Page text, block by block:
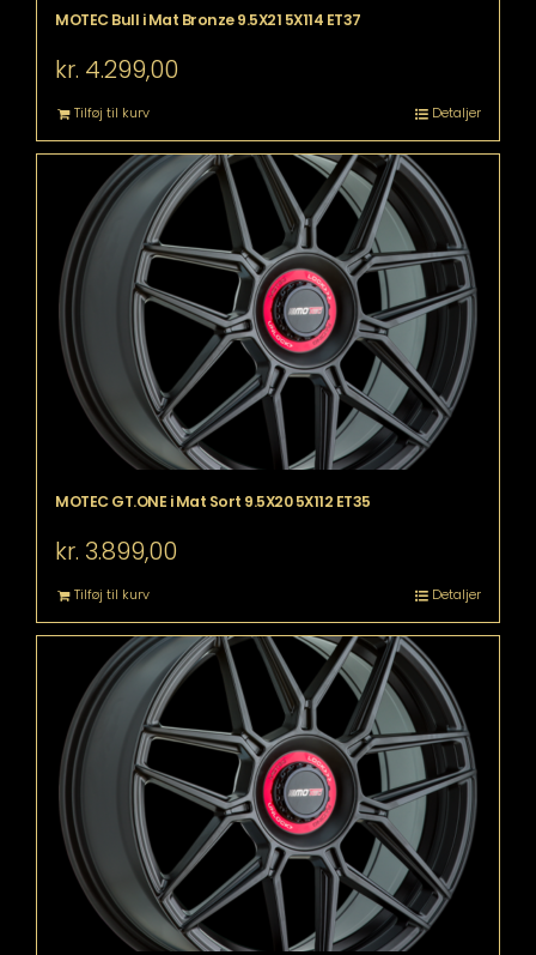
MOTEC Bull i Mat Bronze 9.5X21 5X114 ET37
kr. 4.299,00
Tilføj til kurv Detaljer
MOTEC GT.ONE i Mat Sort 9.5X20 5X112 ET35
kr. 3.899,00
Tilføj til kurv Detaljer